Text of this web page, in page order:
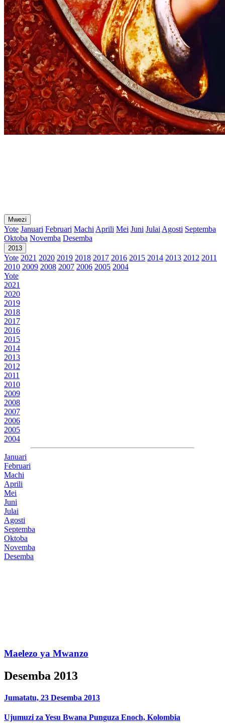
Mwezi
Yote Januari Februari Machi Aprili Mei Juni Julai Agosti Septemba
Oktoba Novemba Desemba
2013
Yote 2021 2020 2019 2018 2017 2016 2015 2014 2013 2012 2011
2010 2009 2008 2007 2006 2005 2004
Yote
2021
2020
2019
2018
2017
2016
2015
2014
2013
2012
2011
2010
2009
2008
2007
2006
2005
2004
Januari
Februari
Machi
Aprili
Mei
Juni
Julai
Agosti
Septemba
Oktoba
Novemba
Desemba
Maelezo ya Mwanzo
Desemba 2013
Jumatatu, 23 Desemba 2013
Ujumuzi za Yesu Bwana Punguza Enoch, Kolombia